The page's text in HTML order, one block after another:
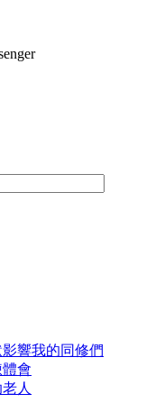
響我的同修們
會
人